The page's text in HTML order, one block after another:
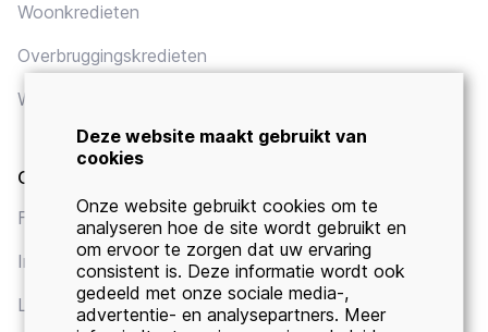
Deze website maakt gebruikt van
cookies
Onze website gebruikt cookies om te
analyseren hoe de site wordt gebruikt en
om ervoor te zorgen dat uw ervaring
consistent is. Deze informatie wordt ook
gedeeld met onze sociale media-,
advertentie- en analysepartners. Meer
Woonkredieten
Overbruggingskredieten
Wettelijk kader
Ondernemers
Financieringen
Investeringskredieten
Leasing